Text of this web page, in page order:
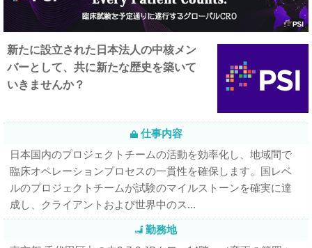
新たに設立された日本法人の中核メン
バーとして、共に新たな歴史を築いて
いきませんか？
仕事内容
日本国内のプロジェクトチームの活動を効率化し、地域間で
臨床オペレーションプロセスの一貫性を確保します。国レベ
ルのプロジェクトチームが試験のマイルストーンを確実に達
成し、クライアントおよび世界中のス...
勤務地